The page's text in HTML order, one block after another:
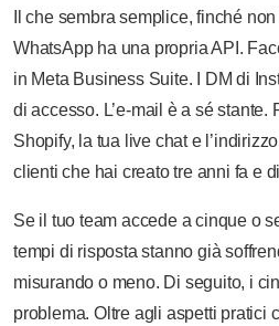
Il che sembra semplice, finché
WhatsApp ha una propria API.
in Meta Business Suite. I DM di
di accesso. L’e-mail è a sé stante.
Shopify, la tua live chat e
clienti che hai creato tre anni fa e
Se il tuo team accede a cinque o
tempi di risposta stanno già
misurando o meno. Di seguito, i
problema. Oltre agli aspetti pratici